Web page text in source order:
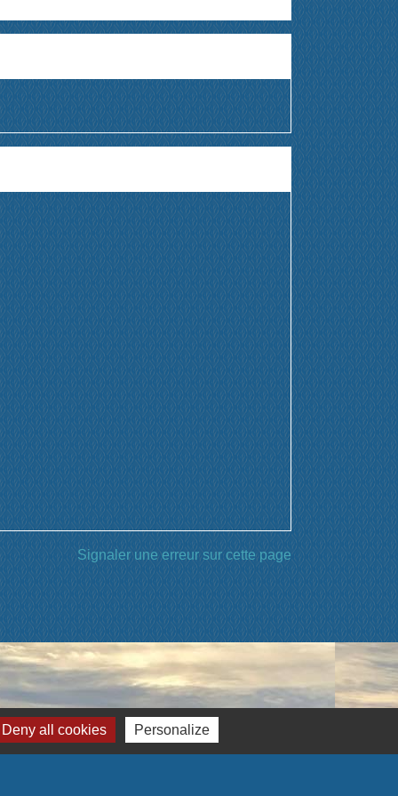
Signaler une erreur sur cette page
Deny all cookies Personalize